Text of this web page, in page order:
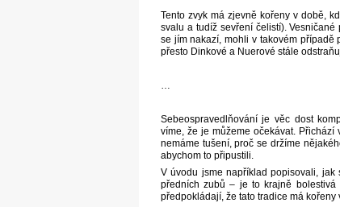
Tento zvyk má zjevně kořeny v době,
svalu a tudíž sevření čelistí).
se jím nakazí, mohli v takovém případě
přesto Dinkové a Nuerové stále
…
Sebeospravedlňování je věc dost
víme, že je můžeme očekávat.
nemáme tušení, proč se držíme
abychom to připustili.
V úvodu jsme například popisovali,
předních zubů – je to krajně bolestivá
předpokládají, že tato tradice má